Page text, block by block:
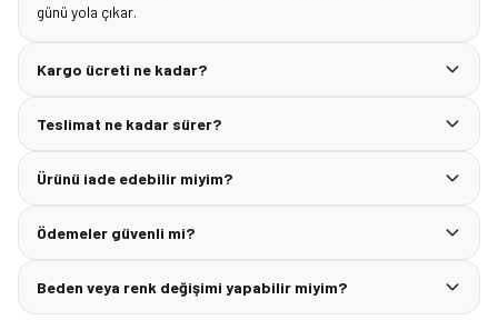
günü yola çıkar.
Kargo ücreti ne kadar?
Teslimat ne kadar sürer?
Ürünü iade edebilir miyim?
Ödemeler güvenli mi?
Beden veya renk değişimi yapabilir miyim?